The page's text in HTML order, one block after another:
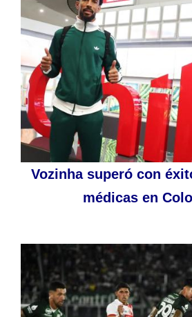
Vozinha superó con
médicas en